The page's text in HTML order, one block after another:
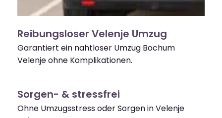
Reibungsloser Velenje Umzug
Garantiert ein nahtloser Umzug Bochum
Velenje ohne Komplikationen.
Sorgen- & stressfrei
Ohne Umzugsstress oder Sorgen in Velenje